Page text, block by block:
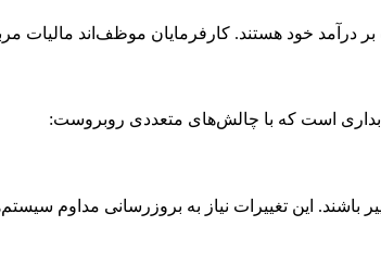
درآمد خود هستند. کارفرمایان موظف‌اند مالیات
است که با چالش‌های متعددی روبروست:
باشند. این تغییرات نیاز به بروزرسانی مداوم